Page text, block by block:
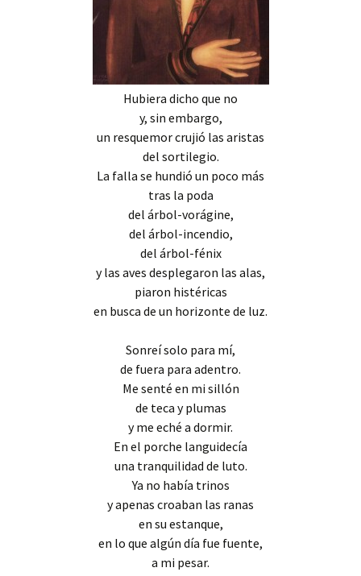
Hubiera dicho que no
y, sin embargo,
un resquemor crujió las aristas
del sortilegio.
La falla se hundió un poco más
tras la poda
del árbol-vorágine,
del árbol-incendio,
del árbol-fénix
y las aves desplegaron las alas,
piaron histéricas
en busca de un horizonte de luz.
Sonreí solo para mí,
de fuera para adentro.
Me senté en mi sillón
de teca y plumas
y me eché a dormir.
En el porche languidecía
una tranquilidad de luto.
Ya no había trinos
y apenas croaban las ranas
en su estanque,
en lo que algún día fue fuente,
a mi pesar.